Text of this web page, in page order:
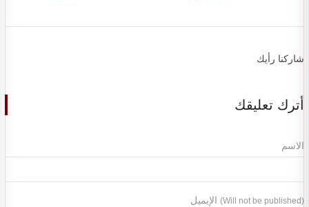
شاركنا رأيك
أترك تعليقك
الاسم
(Will not be published)